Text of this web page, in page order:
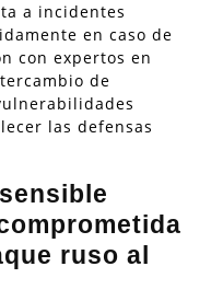
a incidentes
en caso de
con expertos en
de
las defensas
ruso al